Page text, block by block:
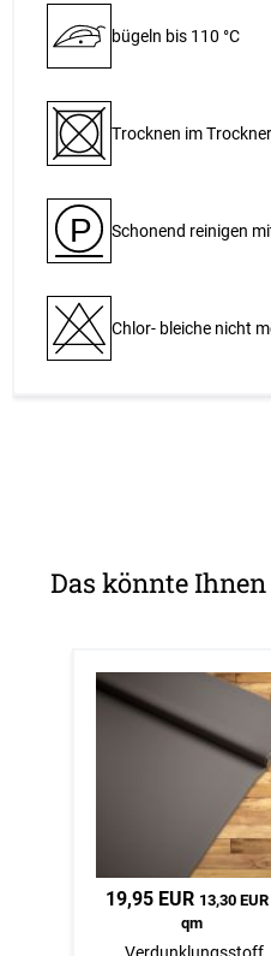
bügeln bis 110 °C
Trocknen im
P Schonend reinigen
Chlor- bleiche nicht
Maße eingeben
Schlaufenschal
Lysel #2T Satara
Das könnte
19,95 EUR 13,30
qm
Verdunklungsstoff